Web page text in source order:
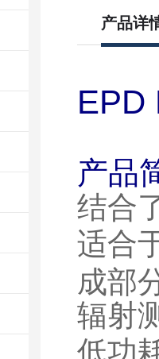
产品详
EPD
产品
结合
适合
成部
辐射
低功